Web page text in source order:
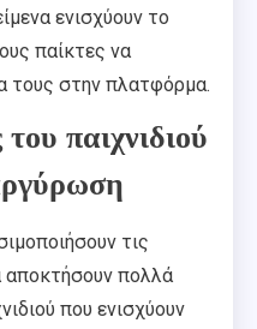
ενισχύουν το
παίκτες να
τους στην πλατφόρμα.
παιχνιδιού
τις
αποκτήσουν πολλά
που ενισχύουν